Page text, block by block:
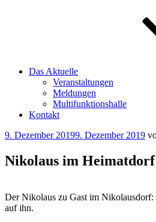
Das Aktuelle
Veranstaltungen
Meldungen
Multifunktionshalle
Kontakt
Veröffentlicht
9. Dezember 20199. Dezember 2019
Nikolaus im Heimatdorf
Der Nikolaus zu Gast im
auf ihn.